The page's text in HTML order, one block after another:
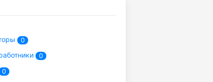
0
0
0